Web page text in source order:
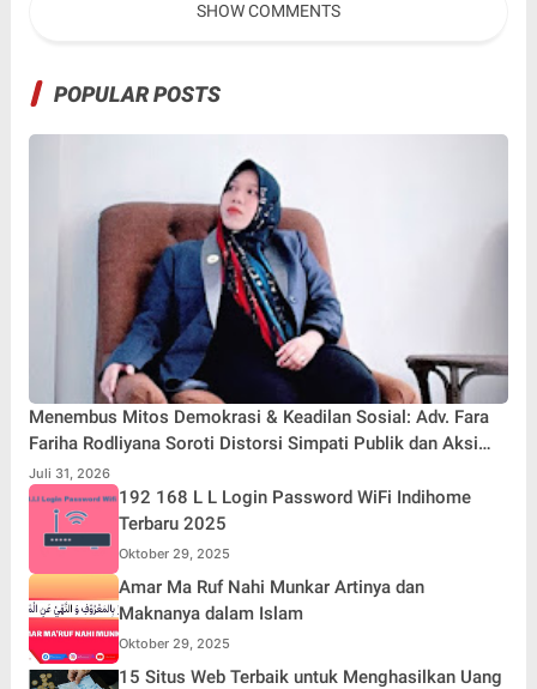
SHOW COMMENTS
POPULAR POSTS
Menembus Mitos Demokrasi & Keadilan Sosial: Adv. Fara
Fariha Rodliyana Soroti Distorsi Simpati Publik dan Aksi
Main Hakim Sendiri
Juli 31, 2026
192 168 L L Login Password WiFi Indihome
Terbaru 2025
Oktober 29, 2025
Amar Ma Ruf Nahi Munkar Artinya dan
Maknanya dalam Islam
Oktober 29, 2025
15 Situs Web Terbaik untuk Menghasilkan Uang